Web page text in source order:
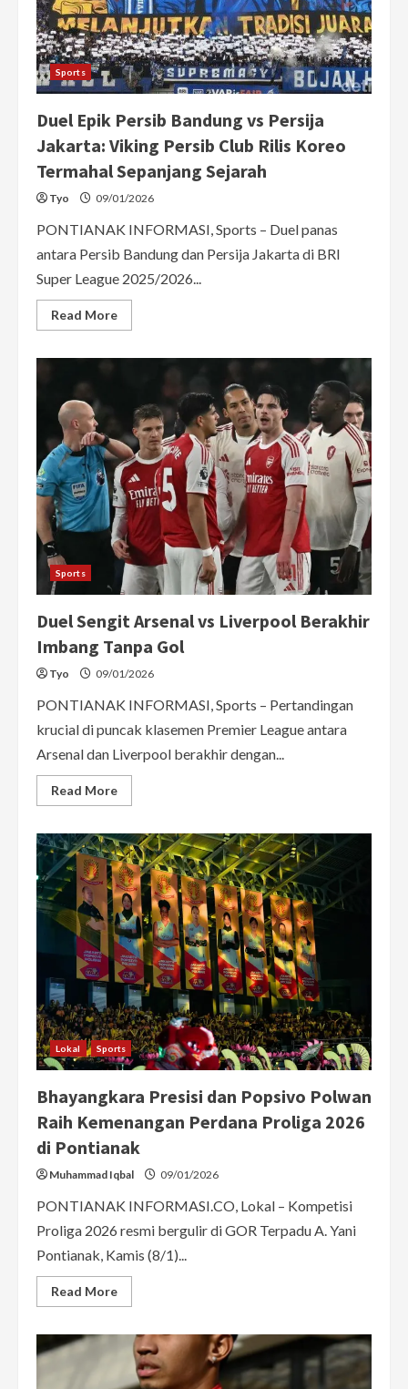
Sports
Duel Epik Persib Bandung vs Persija
Jakarta: Viking Persib Club Rilis Koreo
Termahal Sepanjang Sejarah
Tyo 09/01/2026
PONTIANAK INFORMASI, Sports – Duel panas
antara Persib Bandung dan Persija Jakarta di BRI
Super League 2025/2026...
Read MoreRead
more
Persija
Jakarta:
Viking
Persib
Club
Rilis
Koreo
Termahal
Sepanjang
Sejarah
Sports
Duel Sengit Arsenal vs Liverpool Berakhir
Imbang Tanpa Gol
Tyo 09/01/2026
PONTIANAK INFORMASI, Sports – Pertandingan
krucial di puncak klasemen Premier League antara
Arsenal dan Liverpool berakhir dengan...
Read MoreRead
more
Sengit
Arsenal
vs
Liverpool
Berakhir
Imbang
Tanpa
Gol
Lokal Sports
Bhayangkara Presisi dan Popsivo Polwan
Raih Kemenangan Perdana Proliga 2026
di Pontianak
Muhammad Iqbal 09/01/2026
PONTIANAK INFORMASI.CO, Lokal – Kompetisi
Proliga 2026 resmi bergulir di GOR Terpadu A. Yani
Pontianak, Kamis (8/1)...
Read MoreRead
more
Presisi
dan
Popsivo
Polwan